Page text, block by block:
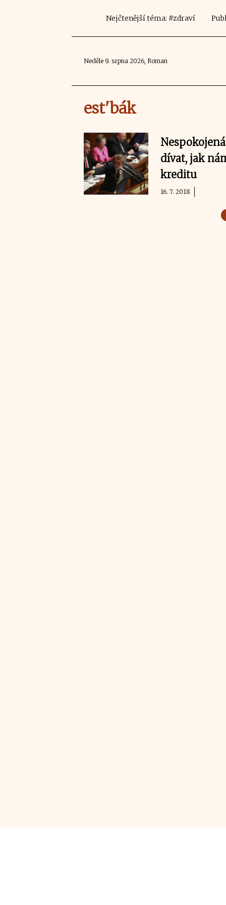
Nejčtenější téma: #zdraví
Neděle 9. srpna 2026, Roman
est'bák
dívat, jak
kreditu
16. 7. 2018